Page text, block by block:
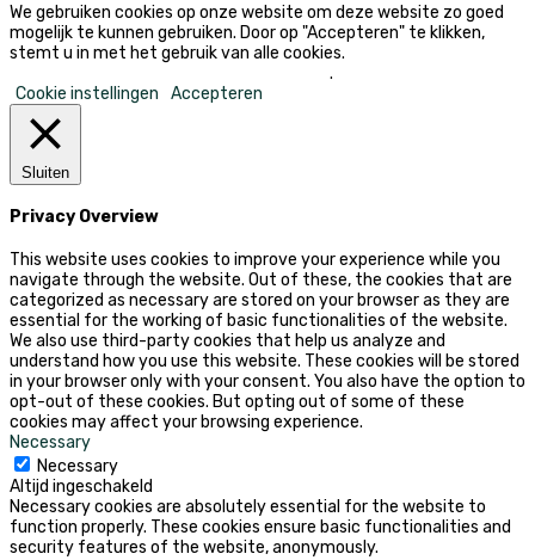
We gebruiken cookies op onze website om deze website zo goed
mogelijk te kunnen gebruiken. Door op "Accepteren" te klikken,
stemt u in met het gebruik van alle cookies.
.
Cookie instellingen
Accepteren
Sluiten
Privacy Overview
This website uses cookies to improve your experience while you
navigate through the website. Out of these, the cookies that are
categorized as necessary are stored on your browser as they are
essential for the working of basic functionalities of the website.
We also use third-party cookies that help us analyze and
understand how you use this website. These cookies will be stored
in your browser only with your consent. You also have the option to
opt-out of these cookies. But opting out of some of these
cookies may affect your browsing experience.
Necessary
Necessary
Altijd ingeschakeld
Necessary cookies are absolutely essential for the website to
function properly. These cookies ensure basic functionalities and
security features of the website, anonymously.